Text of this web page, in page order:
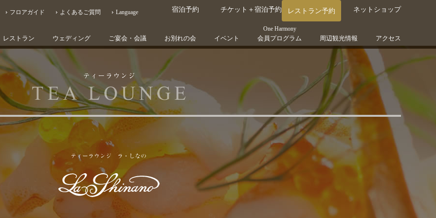
フロアガイド よくあるご質問 Language 宿泊予約 チケット＋宿泊予約 レストラン予約 ネットショップ
レストラン ウェディング ご宴会・会議 お別れの会 イベント
One Harmony
会員プログラム 周辺観光情報 アクセス